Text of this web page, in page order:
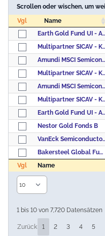
Scrollen oder wischen, um
Vgl
Name
Vgl
Name
Vgl Name
Earth Gold Fund
Multipartner SICAV -
Amundi MSCI Semiconductors UCITS ETF Acc
Multipartner SICAV -
Amundi MSCI Semiconductors UCITS ETF Dist
Multipartner SICAV -
Earth Gold Fund
Nestor Gold Fonds B
VanEck
Bakersteel Global Funds SICAV - Precious Metals Fund D EUR
Vgl
Name
1 bis 10 von 7,720 Datensätzen
Zurück 1 2 3 4 5